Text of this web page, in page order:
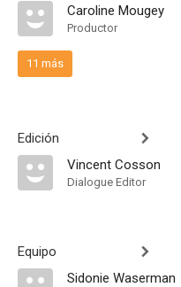
Caroline Mougey
Productor
11 más
Edición
Vincent Cosson
Dialogue Editor
Equipo
Sidonie Waserman